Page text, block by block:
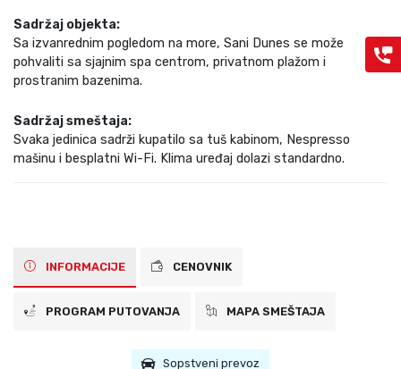
Sadržaj objekta:
Sa izvanrednim pogledom na more, Sani Dunes se može
pohvaliti sa sjajnim spa centrom, privatnom plažom i
prostranim bazenima.
Sadržaj smeštaja:
Svaka jedinica sadrži kupatilo sa tuš kabinom, Nespresso
mašinu i besplatni Wi-Fi. Klima uređaj dolazi standardno.
INFORMACIJE CENOVNIK
PROGRAM PUTOVANJA MAPA SMEŠTAJA
Sopstveni prevoz